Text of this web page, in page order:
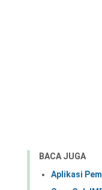
BACA JUGA
Aplikasi